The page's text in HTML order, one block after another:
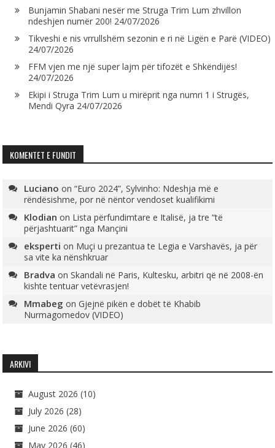
Bunjamin Shabani nesër me Struga Trim Lum zhvillon
ndeshjen numër 200! 24/07/2026
Tikveshi e nis vrrullshëm sezonin e ri në Ligën e Parë (VIDEO)
24/07/2026
FFM vjen me një super lajm për tifozët e Shkëndijës!
24/07/2026
Ekipi i Struga Trim Lum u mirëprit nga numri 1 i Strugës,
Mendi Qyra 24/07/2026
KOMENTET E FUNDIT
Luciano on“Euro 2024”, Sylvinho: Ndeshja më e
rëndësishme, por në nëntor vendoset kualifikimi
Klodian on Lista përfundimtare e Italisë, ja tre “të
përjashtuarit” nga Mançini
eksperti on Muçi u prezantua te Legia e Varshavës, ja për
sa vite ka nënshkruar
Bradva onSkandali në Paris, Kultesku, arbitri që në 2008-ën
kishte tentuar vetëvrasjen!
Mmabeg onGjejnë pikën e dobët të Khabib
Nurmagomedov (VIDEO)
ARKIVI
August 2026 (10)
July 2026 (28)
June 2026 (60)
May 2026 (46)